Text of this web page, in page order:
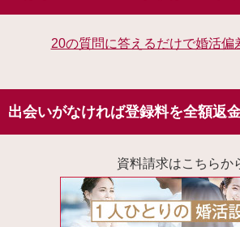
20の質問に答えるだけで婚活偏
出会いがなければ登録料を全額返
資料請求はこちらか